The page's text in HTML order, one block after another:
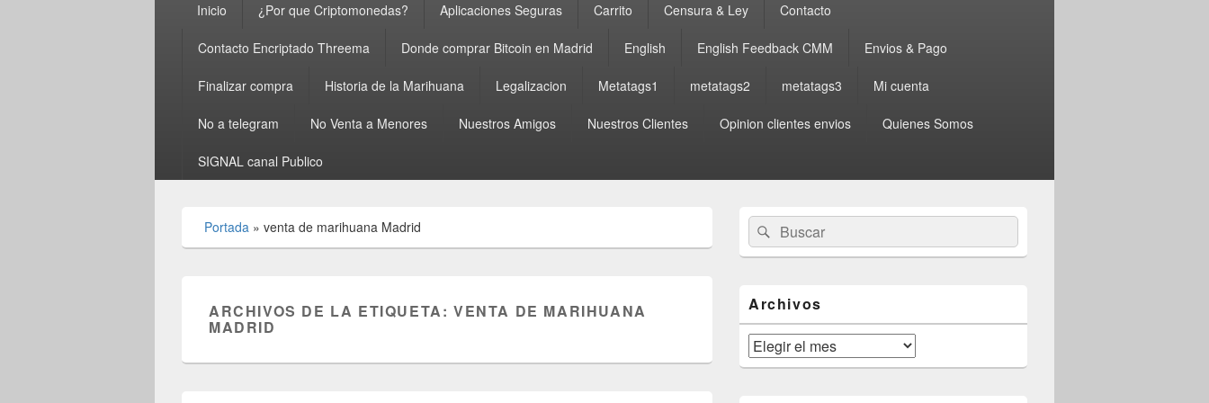
principalInicio ¿Por que Criptomonedas? Aplicaciones Seguras Carrito Censura & Ley Contacto
Contacto Encriptado Threema Donde comprar Bitcoin en Madrid English English Feedback CMM Envios & Pago
Finalizar compra Historia de la Marihuana Legalizacion Metatags1 metatags2 metatags3 Mi cuenta
No a telegram No Venta a Menores Nuestros Amigos Nuestros Clientes Opinion clientes envios Quienes Somos
SIGNAL canal Publico
Portada » venta de marihuana Madrid
ARCHIVOS DE LA ETIQUETA:VENTA DE MARIHUANA
MADRID
área
de
widget
lateral
primaria
Buscar
por:
Buscar
Archivos
Archivos